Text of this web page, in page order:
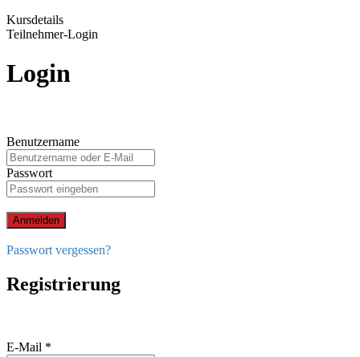
Kursdetails
Teilnehmer-Login
Login
Benutzername
Passwort
Anmelden
Passwort vergessen?
Registrierung
E-Mail *